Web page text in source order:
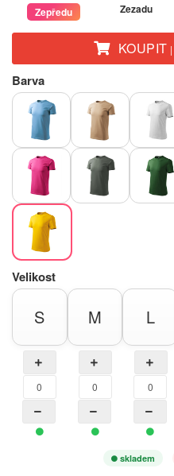
Zepředu Zezadu
KOUPIT |
Barva
Velikost
S M L
skladem